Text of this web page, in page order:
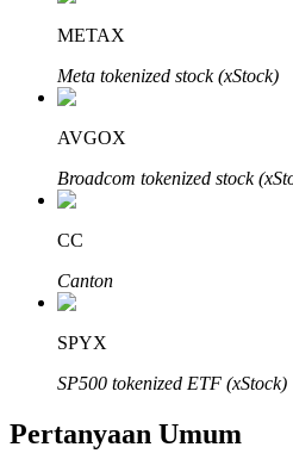
METAX
Meta tokenized stock (xStock)
AVGOX
Broadcom tokenized stock
CC
Canton
SPYX
SP500 tokenized ETF (xStock)
Pertanyaan Umum